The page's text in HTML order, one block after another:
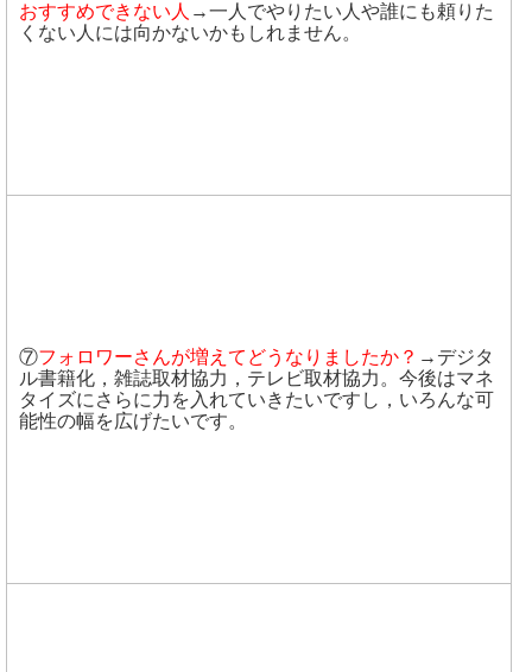
おすすめできない人 →一人でやりたい人や誰にも頼りた
くない人には向かないかもしれません。
⑦フォロワーさんが増えてどうなりましたか？ →デジタ
ル書籍化，雑誌取材協力，テレビ取材協力。今後はマネ
タイズにさらに力を入れていきたいですし，いろんな可
能性の幅を広げたいです。